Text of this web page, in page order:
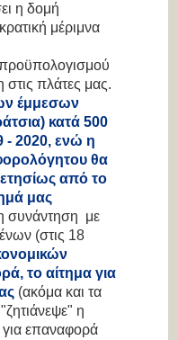
η δομή
μέριμνα
πλάτες μας.
έμμεσων
κατά 500
- 2020, ενώ η
θα
από το
μας
συνάντηση με
(στις 18
το αίτημα για
(ακόμα και τα
η
επαναφορά